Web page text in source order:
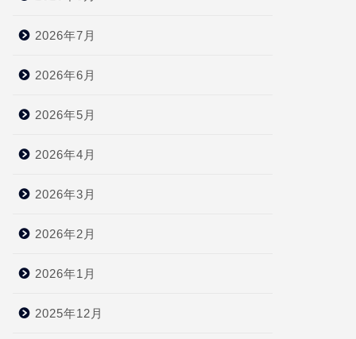
2026年7月
2026年6月
2026年5月
2026年4月
2026年3月
2026年2月
2026年1月
2025年12月